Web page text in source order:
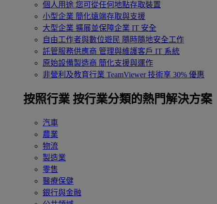
個人用途 您可從任何地點存取裝置
小型企業 簡化遠端存取與支援
大型企業 擴展並保障企業 IT 安全
自由工作者與數位遊民 隨時隨地安全工作
託管服務供應商 管理與維護客戶 IT 系統
原始設備製造商 簡化支援與運作
非營利及教育行業 TeamViewer 技術享 30% 優惠
按照行業 按行業分類的熱門解決方案
汽車
農業
物流
製造業
零售
醫療保健
銀行與金融